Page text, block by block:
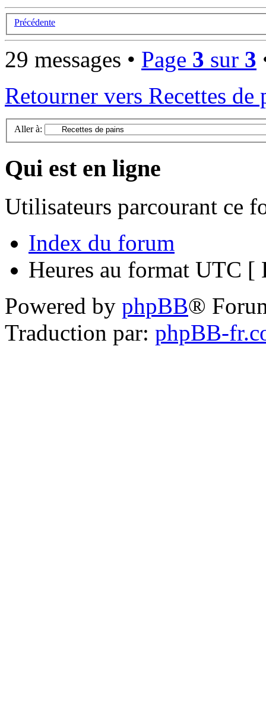
Précédente
29 messages • Page 3 sur 3
Retourner vers Recettes de
Aller à:
Qui est en ligne
Utilisateurs parcourant ce
Index du forum
Heures au format UTC [
Powered by phpBB®
Traduction par: phpBB-